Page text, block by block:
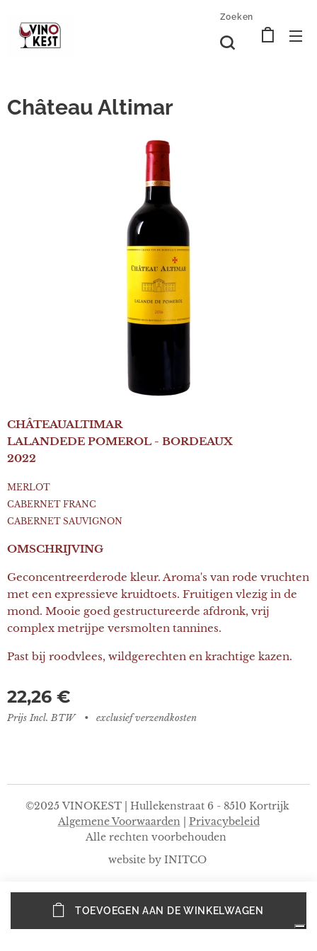
Zoeken
Château Altimar
CHÂTEAUALTIMAR
LALANDEDE POMEROL - BORDEAUX
2022
MERLOT
CABERNET FRANC
CABERNET SAUVIGNON
OMSCHRIJVING
Geconcentreerderode kleur. Aroma's van rode vruchten
met een expressieve kruidtoets. Fruitigen vlezig in de
mond. Mooie goed gestructureerde afdronk, vrij
complex metrijpe versmolten tannines.
Past bij roodvlees, wildgerechten en krachtige kazen.
22,26 €
Prijs Incl. BTW exclusief verzendkosten
TOEVOEGEN AAN DE WINKELWAGEN
©2025 VINOKEST | Hullekenstraat 6 - 8510 Kortrijk
Algemene Voorwaarden| Privacybeleid
Alle rechten voorbehouden
website by INITCO